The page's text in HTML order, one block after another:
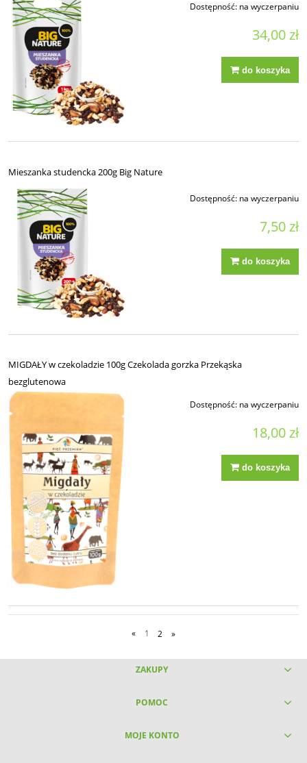
Dostępność: na wyczerpaniu
34,00 zł
do koszyka
Mieszanka studencka 200g Big Nature
Dostępność: na wyczerpaniu
7,50 zł
do koszyka
MIGDAŁY w czekoladzie 100g Czekolada gorzka Przekąska
bezglutenowa
Dostępność: na wyczerpaniu
18,00 zł
do koszyka
« 1 2 »
ZAKUPY
POMOC
MOJE KONTO